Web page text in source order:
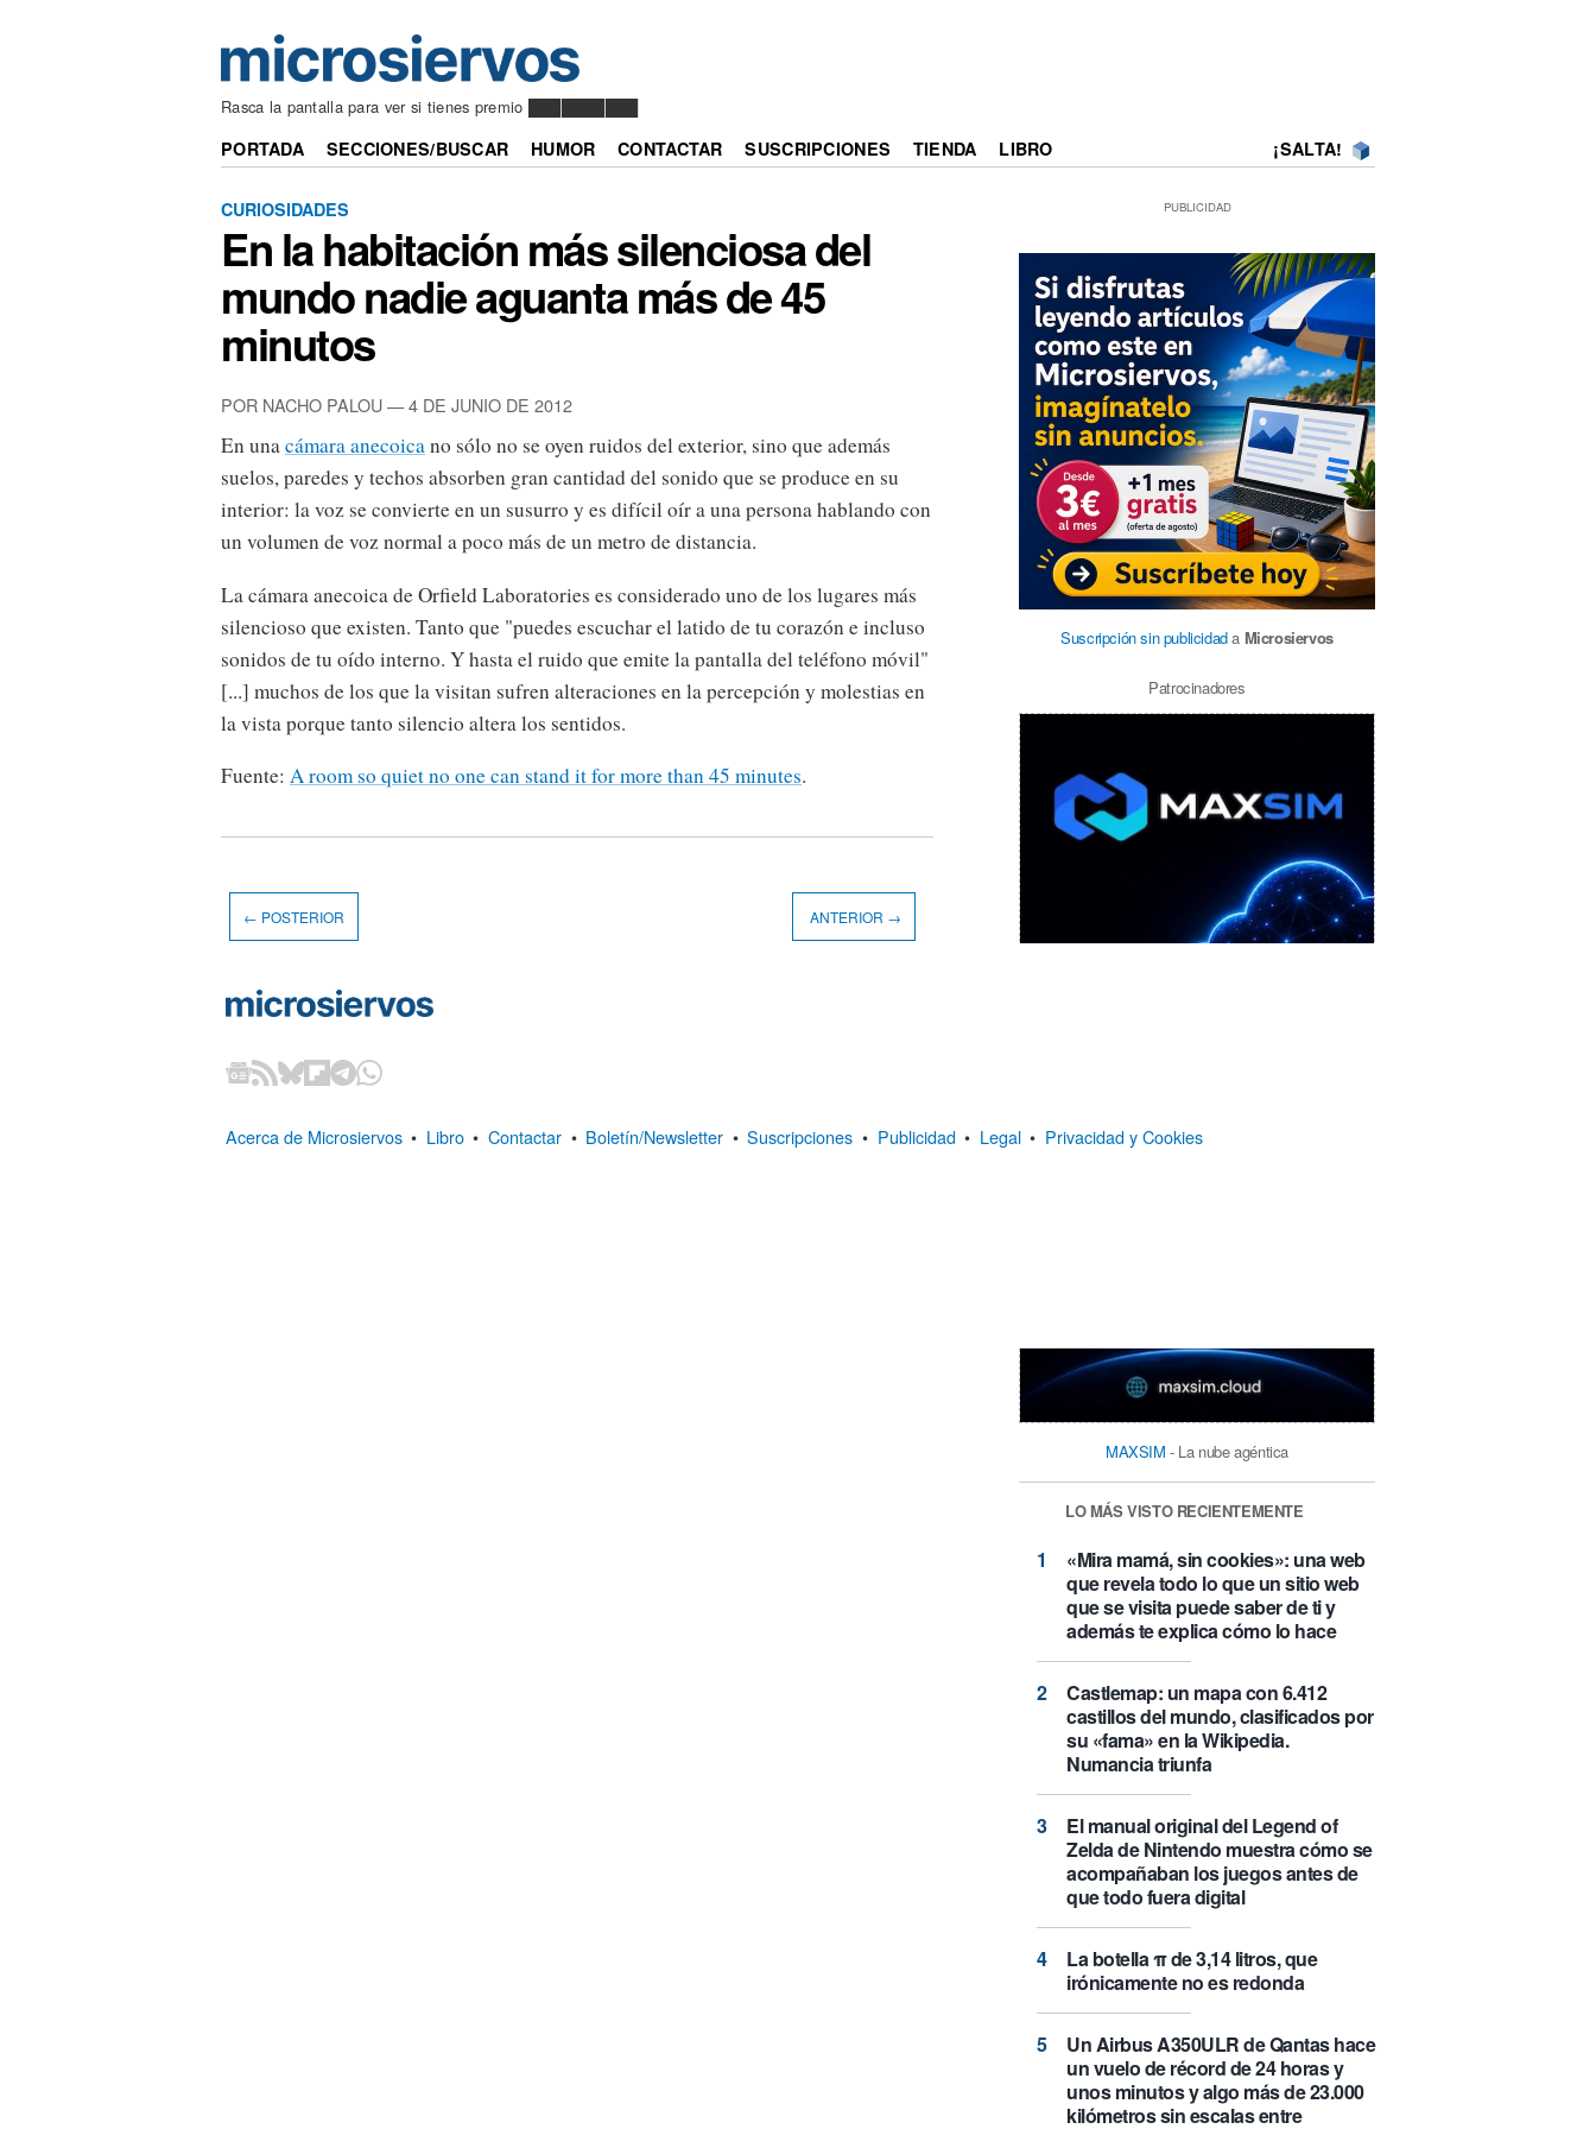
Rasca la pantalla para ver si tienes premio ██████████
PORTADA SECCIONES/BUSCAR HUMOR CONTACTAR SUSCRIPCIONES TIENDA LIBRO ¡SALTA!
CURIOSIDADES
En la habitación más silenciosa del
mundo nadie aguanta más de 45
minutos
POR NACHO PALOU — 4 DE JUNIO DE 2012
En unacámara anecoicano sólo no se oyen ruidos del exterior, sino que además
suelos, paredes y techos absorben gran cantidad del sonido que se produce en su
interior: la voz se convierte en un susurro y es difícil oír a una persona hablando con
un volumen de voz normal a poco más de un metro de distancia.
La cámara anecoica de Orfield Laboratories es considerado uno de los lugares más
silencioso que existen. Tanto que "puedes escuchar el latido de tu corazón e incluso
sonidos de tu oído interno. Y hasta el ruido que emite la pantalla del teléfono móvil"
[...] muchos de los que la visitan sufren alteraciones en la percepción y molestias en
la vista porque tanto silencio altera los sentidos.
Fuente: A room so quiet no one can stand it for more than 45 minutes.
PUBLICIDAD
Suscripción sin publicidada Microsiervos
Patrocinadores
MAXSIM - La nube agéntica
LO MÁS VISTO RECIENTEMENTE
«Mira mamá, sin cookies»: una web
que revela todo lo que un sitio web
que se visita puede saber de ti y
además te explica cómo lo hace
Castlemap: un mapa con 6.412
castillos del mundo, clasificados por
su «fama» en la Wikipedia.
Numancia triunfa
El manual original del Legend of
Zelda de Nintendo muestra cómo se
acompañaban los juegos antes de
que todo fuera digital
La botella π de 3,14 litros, que
irónicamente no es redonda
Un Airbus A350ULR de Qantas hace
un vuelo de récord de 24 horas y
unos minutos y algo más de 23.000
kilómetros sin escalas entre
← POSTERIOR ANTERIOR →
Acerca de Microsiervos • Libro • Contactar • Boletín/Newsletter • Suscripciones • Publicidad • Legal • Privacidad y Cookies